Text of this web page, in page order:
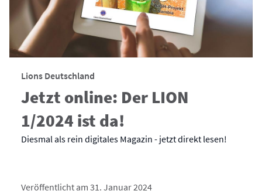
Lions Deutschland
Jetzt online: Der LION
1/2024 ist da!
Diesmal als rein digitales Magazin - jetzt direkt lesen!
Veröffentlicht am 31. Januar 2024